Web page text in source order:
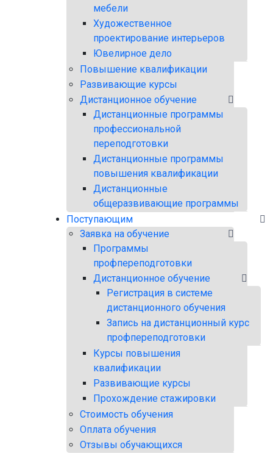
мебели
Художественное
проектирование интерьеров
Ювелирное дело
Повышение квалификации
Развивающие курсы
Дистанционное обучение
Дистанционные программы
профессиональной
переподготовки
Дистанционные программы
повышения квалификации
Дистанционные
общеразвивающие программы
Поступающим
Заявка на обучение
Программы
профпереподготовки
Дистанционное обучение
Регистрация в системе
дистанционного обучения
Запись на дистанционный курс
профпереподготовки
Курсы повышения
квалификации
Развивающие курсы
Прохождение стажировки
Стоимость обучения
Оплата обучения
Отзывы обучающихся